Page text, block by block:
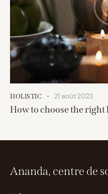
HOLISTIC 21 août 2023
How to choose the
Ananda, centre de